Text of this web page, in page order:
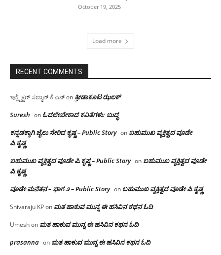
October 19, 2025
Load more
RECENT COMMENTS
ಇನ್ಸ್ಪೆಕ್ಟರ್ ಸಲ್ಮಾನ್ ಕೆ ಎನ್on ಕ್ರೀಡಾಕೂಟ ಝಲಕ್
Suresh on ಓದಲೇಬೇಕಾದ‌ ಕವಿತೆಗಳು: ಬುದ್ಧ
ಕನ್ನಡಕ್ಕಾಗಿ ಜೈಲು ಸೇರಿದ ಕೃಷ್ಣ – Public Story on ಬಹುಮುಖ ವ್ಯಕ್ತಿತ್ವದ ವೂಡೇ
ಪಿ.ಕೃಷ್ಣ
ಬಹುಮುಖ ವ್ಯಕ್ತಿತ್ವದ ವೂಡೇ ಪಿ.ಕೃಷ್ಣ – Public Story on ಬಹುಮುಖ ವ್ಯಕ್ತಿತ್ವದ ವೂಡೇ
ಪಿ.ಕೃಷ್ಣ
ವೂಡೇ ಮನೆತನ – ಭಾಗ ೨ – Public Story on ಬಹುಮುಖ ವ್ಯಕ್ತಿತ್ವದ ವೂಡೇ ಪಿ.ಕೃಷ್ಣ
Shivaraju KPon ಮತ ಹಾಕುವ ಮುನ್ನ ಈ ಹಸಿವಿನ ಕಥನ ಓದಿ
Umeshon ಮತ ಹಾಕುವ ಮುನ್ನ ಈ ಹಸಿವಿನ ಕಥನ ಓದಿ
prasanna on ಮತ ಹಾಕುವ ಮುನ್ನ ಈ ಹಸಿವಿನ ಕಥನ ಓದಿ